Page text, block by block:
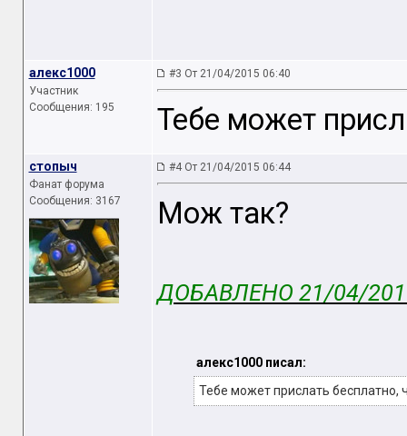
алекс1000
Участник
Сообщения: 195
#3 От 21/04/2015 06:40
Тебе может
стопыч
Фанат форума
Сообщения: 3167
#4 От 21/04/2015 06:44
Мож так?
ДОБАВЛЕНО 21/04/
алекс1000 писал:
Тебе может прислать бесплатно,